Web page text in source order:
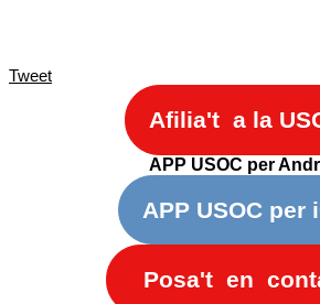
Tweet
Afilia't a la
APP USOC per
APP USOC per
Posa't en